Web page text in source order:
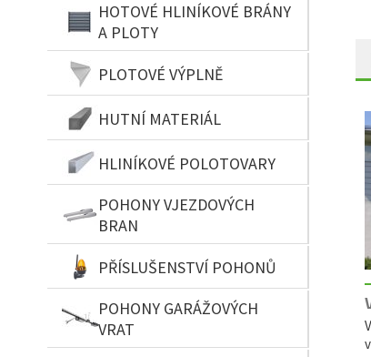
HOTOVÉ HLINÍKOVÉ BRÁNY
A PLOTY
PLOTOVÉ VÝPLNĚ
HUTNÍ MATERIÁL
HLINÍKOVÉ POLOTOVARY
POHONY VJEZDOVÝCH
BRAN
PŘÍSLUŠENSTVÍ POHONŮ
POHONY GARÁŽOVÝCH
VRAT